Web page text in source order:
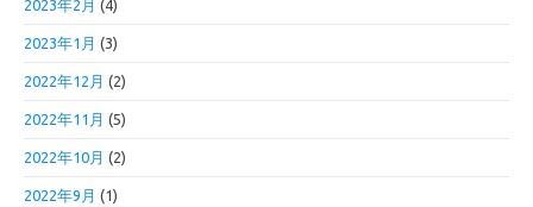
2023年2月 (4)
2023年1月 (3)
2022年12月 (2)
2022年11月 (5)
2022年10月 (2)
2022年9月 (1)